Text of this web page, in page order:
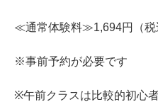
≪通常体験料≫1,694円（税
※事前予約が必要です
※午前クラスは比較的初心